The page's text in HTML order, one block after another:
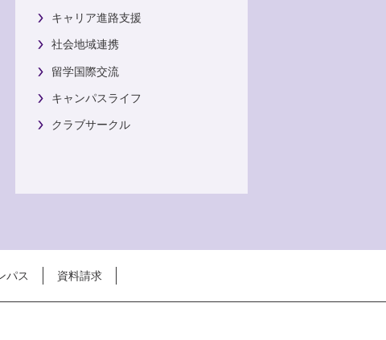
キャリア進路支援
社会地域連携
留学国際交流
キャンパスライフ
クラブサークル
パス 資料請求